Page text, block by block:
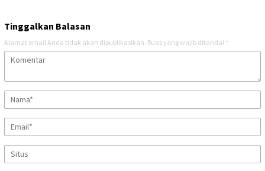
Tinggalkan Balasan
Alamat email Anda tidak akan dipublikasikan. Ruas yang wajib ditandai *